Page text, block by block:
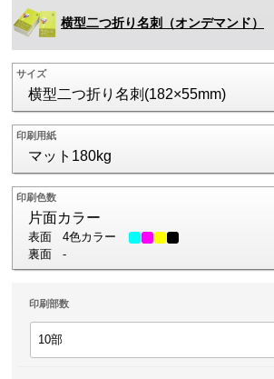
横型二つ折り名刺（オンデマンド）
サイズ
横型二つ折り名刺(182×55mm)
印刷用紙
マット180kg
印刷色数
片面カラー
表面
4色カラー
裏面
-
印刷部数